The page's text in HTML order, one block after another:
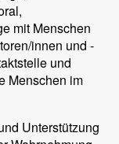
mit Menschen
innen und -
und
Menschen im
Unterstützung